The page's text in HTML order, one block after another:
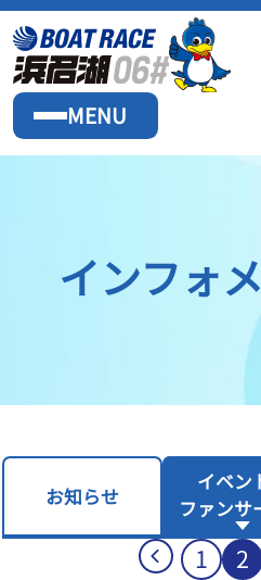
MENU
インフォ
お知らせ
イベン
ファンサ
1 2